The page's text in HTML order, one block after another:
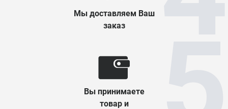
Мы доставляем Ваш
заказ
Вы принимаете
товар и